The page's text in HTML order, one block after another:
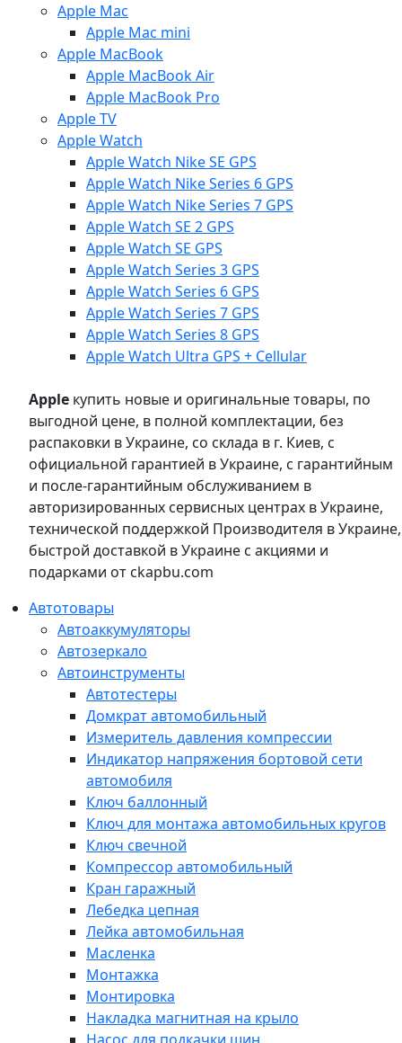
Apple Mac
Apple Mac mini
Apple MacBook
Apple MacBook Air
Apple MacBook Pro
Apple TV
Apple Watch
Apple Watch Nike SE GPS
Apple Watch Nike Series 6 GPS
Apple Watch Nike Series 7 GPS
Apple Watch SE 2 GPS
Apple Watch SE GPS
Apple Watch Series 3 GPS
Apple Watch Series 6 GPS
Apple Watch Series 7 GPS
Apple Watch Series 8 GPS
Apple Watch Ultra GPS + Cellular
Apple купить новые и оригинальные товары, по
выгодной цене, в полной комплектации, без
распаковки в Украине, со склада в г. Киев, с
официальной гарантией в Украине, с гарантийным
и после-гарантийным обслуживанием в
авторизированных сервисных центрах в Украине,
технической поддержкой Производителя в Украине,
быстрой доставкой в Украине с акциями и
подарками от ckapbu.com
Автотовары
Автоаккумуляторы
Автозеркало
Автоинструменты
Автотестеры
Домкрат автомобильный
Измеритель давления компрессии
Индикатор напряжения бортовой сети
автомобиля
Ключ баллонный
Ключ для монтажа автомобильных кругов
Ключ свечной
Компрессор автомобильный
Кран гаражный
Лебедка цепная
Лейка автомобильная
Масленка
Монтажка
Монтировка
Накладка магнитная на крыло